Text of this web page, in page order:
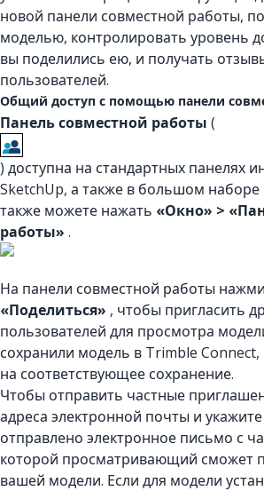
новой панели совместной работы,
моделью, контролировать уровень
вы поделились ею, и получать
пользователей.
Общий доступ с помощью панели
Панель совместной работы (
) доступна на стандартных панелях
SketchUp, а также в большом наборе
также можете нажать «Окно» >
работы» .
На панели совместной работы
«Поделиться» , чтобы пригласить
пользователей для просмотра
сохранили модель в Trimble Connect,
на соответствующее сохранение.
Чтобы отправить частные
адреса электронной почты и укажите
отправлено электронное письмо с
которой просматривающий сможет
вашей модели. Если для модели